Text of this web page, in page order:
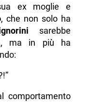
ex moglie e
, che non solo ha
sarebbe
ma in più ha
comportamento